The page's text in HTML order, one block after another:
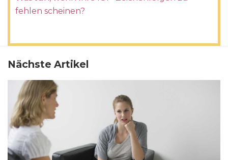
fehlen scheinen?
Nächste Artikel